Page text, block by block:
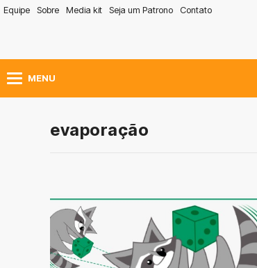
Equipe Sobre Media kit Seja um Patrono Contato
MENU
evaporação